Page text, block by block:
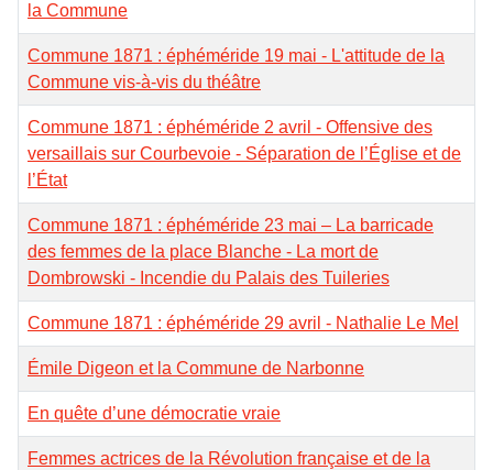
la Commune
Commune 1871 : éphéméride 19 mai - L'attitude de la
Commune vis-à-vis du théâtre
Commune 1871 : éphéméride 2 avril - Offensive des
versaillais sur Courbevoie - Séparation de l’Église et de
l’État
Commune 1871 : éphéméride 23 mai – La barricade
des femmes de la place Blanche - La mort de
Dombrowski - Incendie du Palais des Tuileries
Commune 1871 : éphéméride 29 avril - Nathalie Le Mel
Émile Digeon et la Commune de Narbonne
En quête d’une démocratie vraie
Femmes actrices de la Révolution française et de la